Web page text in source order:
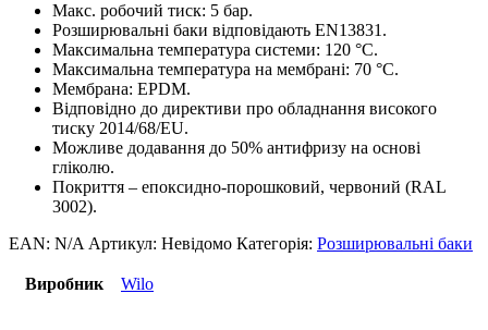
Макс. робочий тиск: 5 бар.
Розширювальні баки відповідають EN13831.
Максимальна температура системи: 120 °C.
Максимальна температура на мембрані: 70 °C.
Мембрана: EPDM.
Відповідно до директиви про обладнання високого
тиску 2014/68/EU.
Можливе додавання до 50% антифризу на основі
гліколю.
Покриття – епоксидно-порошковий, червоний (RAL
3002).
EAN: N/A Артикул: Невідомо Категорія: Розширювальні баки
Виробник Wilo